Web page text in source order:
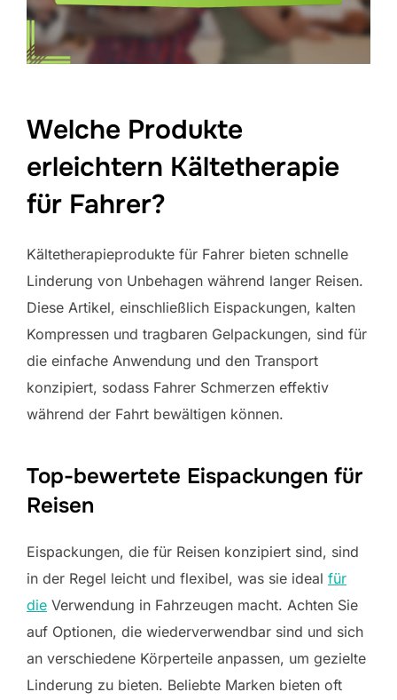
Welche Produkte
erleichtern Kältetherapie
für Fahrer?
Kältetherapieprodukte für Fahrer bieten schnelle
Linderung von Unbehagen während langer Reisen.
Diese Artikel, einschließlich Eispackungen, kalten
Kompressen und tragbaren Gelpackungen, sind für
die einfache Anwendung und den Transport
konzipiert, sodass Fahrer Schmerzen effektiv
während der Fahrt bewältigen können.
Top-bewertete Eispackungen für
Reisen
Eispackungen, die für Reisen konzipiert sind, sind
in der Regel leicht und flexibel, was sie ideal für
die Verwendung in Fahrzeugen macht. Achten Sie
auf Optionen, die wiederverwendbar sind und sich
an verschiedene Körperteile anpassen, um gezielte
Linderung zu bieten. Beliebte Marken bieten oft